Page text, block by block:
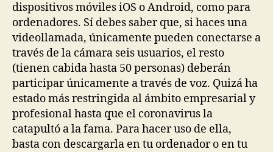
dispositivos móviles iOS o Android, como para
ordenadores. Sí debes saber que, si haces una
videollamada, únicamente pueden conectarse a
través de la cámara seis usuarios, el resto
(tienen cabida hasta 50 personas) deberán
participar únicamente a través de voz. Quizá ha
estado más restringida al ámbito empresarial y
profesional hasta que el coronavirus la
catapultó a la fama. Para hacer uso de ella,
basta con descargarla en tu ordenador o en tu